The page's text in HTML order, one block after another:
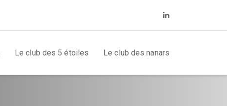
Le club des 5 étoiles Le club des nanars